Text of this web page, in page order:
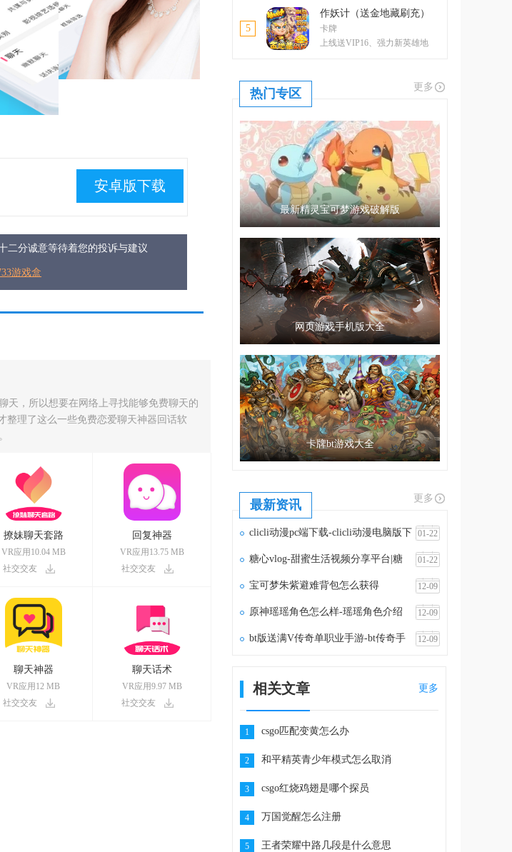
安卓版下载
二分诚意等待着您的投诉与建议
游戏盒
天，所以想要在网络上寻找能够免费聊天的
整理了这么一些免费恋爱聊天神器回话软
撩妹聊天套路
VR应用10.04 MB
社交交友
回复神器
VR应用13.75 MB
社交交友
聊天神器
VR应用12 MB
社交交友
聊天话术
VR应用9.97 MB
社交交友
5
作妖计（送金地藏刷充）
卡牌
上线送VIP16、强力新英雄地
热门专区 更多
最新精灵宝可梦游戏破解版
网页游戏手机版大全
卡牌bt游戏大全
最新资讯 更多
01-22
clicli动漫pc端下载-clicli动漫电脑版下
01-22
糖心vlog-甜蜜生活视频分享平台|糖
12-09
宝可梦朱紫避难背包怎么获得
12-09
原神瑶瑶角色怎么样-瑶瑶角色介绍
12-09
bt版送满V传奇单职业手游-bt传奇手
相关文章 更多
1 csgo匹配变黄怎么办
2 和平精英青少年模式怎么取消
3 csgo红烧鸡翅是哪个探员
4 万国觉醒怎么注册
5 王者荣耀中路几段是什么意思